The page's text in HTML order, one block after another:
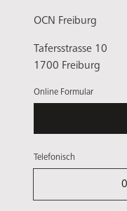
OCN Freiburg
Tafersstrasse 10
1700 Freiburg
Online Formular
Telefonisch